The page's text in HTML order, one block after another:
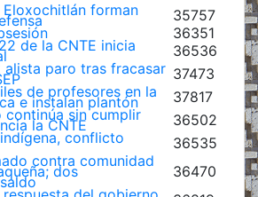
forman
35757
36351
de la CNTE inicia
36536
paro tras fracasar 37473
de profesores en la
e instalan plantón
37817
continúa sin cumplir
la CNTE
36502
conflicto
36535
contra comunidad
dos
36470